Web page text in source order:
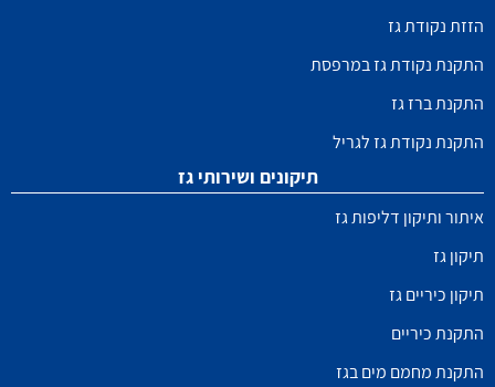
הזזת נקודת גז
התקנת נקודת גז במרפסת
התקנת ברז גז
התקנת נקודת גז לגריל
תיקונים ושירותי גז
איתור ותיקון דליפות גז
תיקון גז
תיקון כיריים גז
התקנת כיריים
התקנת מחמם מים בגז